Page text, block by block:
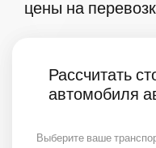
цены на
Рассчитать
автомобиля
Выберите ваше